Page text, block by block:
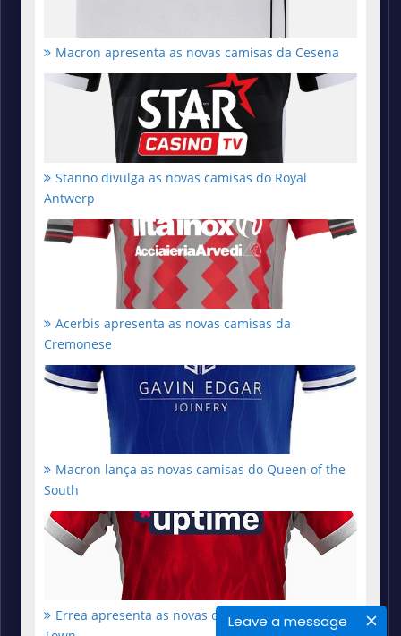
Leave a message
Macron apresenta as novas camisas da Cesena
Stanno divulga as novas camisas do Royal
Antwerp
Acerbis apresenta as novas camisas da
Cremonese
Macron lança as novas camisas do Queen of the
South
Errea apresenta as novas camisas do Crawley